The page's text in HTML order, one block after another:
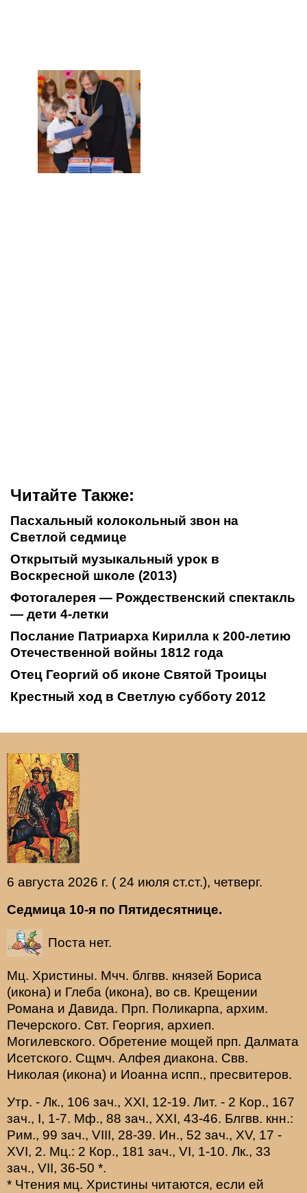
Читайте Также:
Пасхальный колокольный звон на
Светлой седмице
Открытый музыкальный урок в
Воскресной школе (2013)
Фотогалерея — Рождественский спектакль
— дети 4-летки
Послание Патриарха Кирилла к 200-летию
Отечественной войны 1812 года
Отец Георгий об иконе Святой Троицы
Крестный ход в Светлую субботу 2012
6 августа 2026 г. ( 24 июля ст.ст.), четверг.
Седмица 10-я по Пятидесятнице.
Поста нет.
Мц. Христины. Мчч. блгвв. князей Бориса
(икона) и Глеба (икона), во св. Крещении
Романа и Давида. Прп. Поликарпа, архим.
Печерского. Свт. Георгия, архиеп.
Могилевского. Обретение мощей прп. Далмата
Исетского. Сщмч. Алфея диакона. Свв.
Николая (икона) и Иоанна испп., пресвитеров.
Утр. - Лк., 106 зач., XXI, 12-19. Лит. - 2 Кор., 167
зач., I, 1-7. Мф., 88 зач., XXI, 43-46. Блгвв. кнн.:
Рим., 99 зач., VIII, 28-39. Ин., 52 зач., XV, 17 -
XVI, 2. Мц.: 2 Кор., 181 зач., VI, 1-10. Лк., 33
зач., VII, 36-50 *.
* Чтения мц. Христины читаются, если ей